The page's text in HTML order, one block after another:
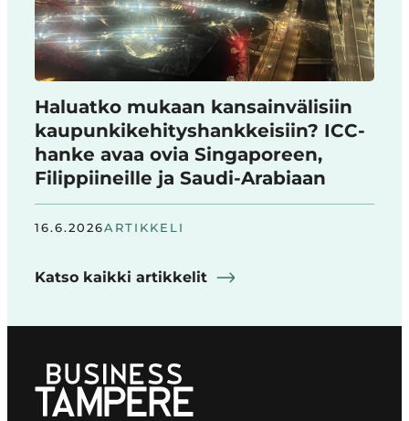
Haluatko mukaan kansainvälisiin
kaupunkikehityshankkeisiin? ICC-
hanke avaa ovia Singaporeen,
Filippiineille ja Saudi-Arabiaan
16.6.2026ARTIKKELI
Katso kaikki artikkelit